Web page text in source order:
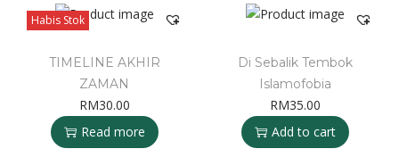
Habis Stok
TIMELINE AKHIR
ZAMAN
RM30.00
Read more
Di Sebalik Tembok
Islamofobia
RM35.00
Add to cart